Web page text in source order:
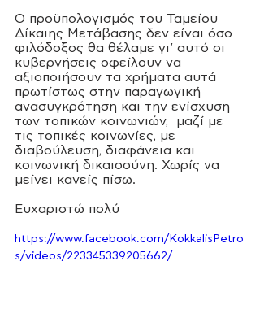
Ο προϋπολογισμός του Ταμείου
Δίκαιης Μετάβασης δεν είναι όσο
φιλόδοξος θα θέλαμε γι’ αυτό οι
κυβερνήσεις οφείλουν να
αξιοποιήσουν τα χρήματα αυτά
πρωτίστως στην παραγωγική
ανασυγκρότηση και την ενίσχυση
των τοπικών κοινωνιών,  μαζί με
τις τοπικές κοινωνίες, με
διαβούλευση, διαφάνεια και
κοινωνική δικαιοσύνη. Χωρίς να
μείνει κανείς πίσω.
Ευχαριστώ πολύ
https://www.facebook.com/KokkalisPetro
s/videos/223345339205662/